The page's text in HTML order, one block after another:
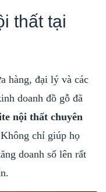
thất tại
hàng, đại lý và các
doanh đồ gỗ đã
nội thất chuyên
chỉ giúp họ
doanh số lên rất